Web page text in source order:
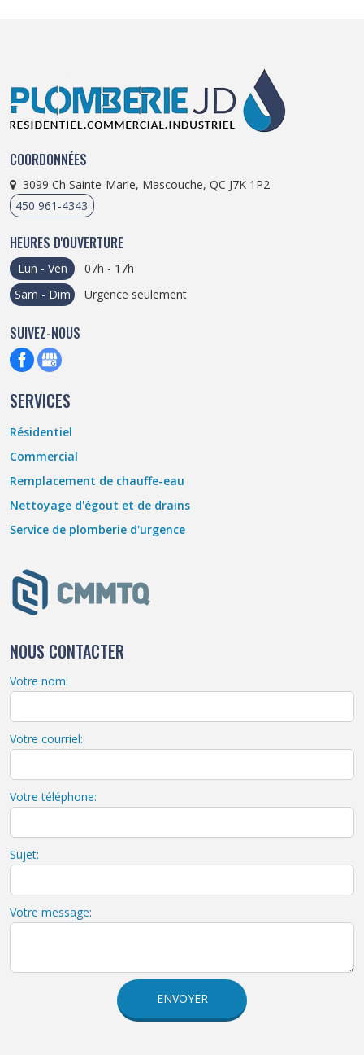
COORDONNÉES
3099 Ch Sainte-Marie, Mascouche, QC J7K 1P2
450 961-4343
HEURES D'OUVERTURE
Lun - Ven
07h - 17h
Sam - Dim
Urgence seulement
SUIVEZ-NOUS
SERVICES
Résidentiel
Commercial
Remplacement de chauffe-eau
Nettoyage d'égout et de drains
Service de plomberie d'urgence
NOUS CONTACTER
Votre nom:
Votre courriel:
Votre téléphone:
Sujet:
Votre message:
ENVOYER